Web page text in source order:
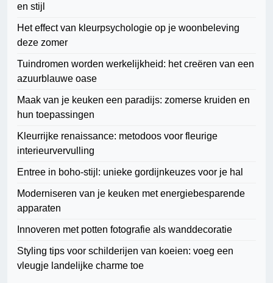
en stijl
Het effect van kleurpsychologie op je woonbeleving
deze zomer
Tuindromen worden werkelijkheid: het creëren van een
azuurblauwe oase
Maak van je keuken een paradijs: zomerse kruiden en
hun toepassingen
Kleurrijke renaissance: metodoos voor fleurige
interieurvervulling
Entree in boho-stijl: unieke gordijnkeuzes voor je hal
Moderniseren van je keuken met energiebesparende
apparaten
Innoveren met potten fotografie als wanddecoratie
Styling tips voor schilderijen van koeien: voeg een
vleugje landelijke charme toe